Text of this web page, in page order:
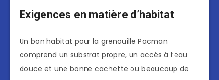
Exigences en matière d’habitat
Un bon habitat pour la grenouille Pacman
comprend un substrat propre, un accès à l’eau
douce et une bonne cachette ou beaucoup de